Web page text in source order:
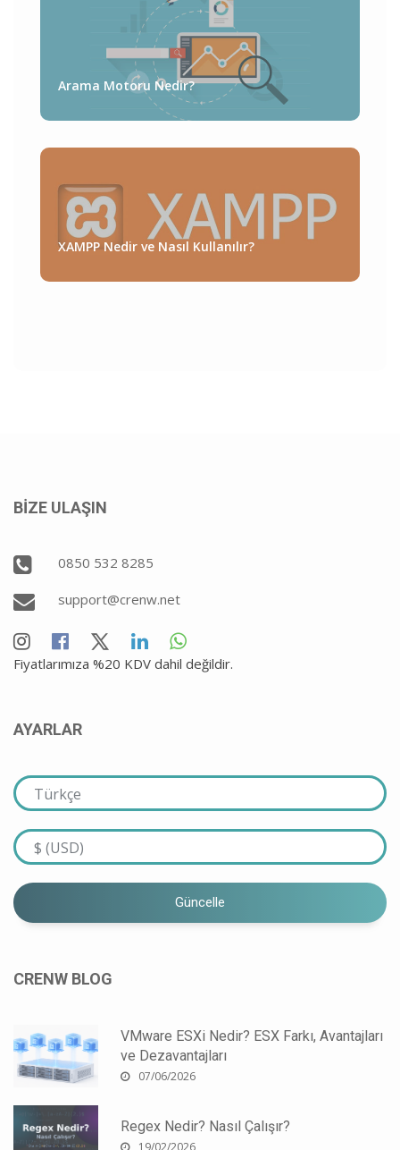
Arama Motoru Nedir?
XAMPP Nedir ve Nasıl Kullanılır?
BİZE ULAŞIN
0850 532 8285
support@crenw.net
Fiyatlarımıza %20 KDV dahil değildir.
AYARLAR
Güncelle
CRENW BLOG
VMware ESXi Nedir? ESX Farkı, Avantajları
ve Dezavantajları
07/06/2026
Regex Nedir? Nasıl Çalışır?
19/02/2026